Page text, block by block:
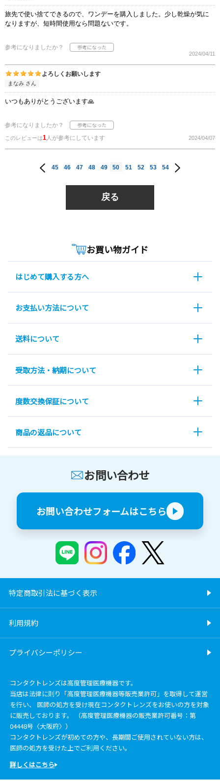
旅先で使い捨てできるので、ワンデーを購入しました。少し乾燥が気に
なりますが、短時間使用なら問題ないです。
参考になりましたか？
2024/04/11
よろしくお願いします
まなみ さん
いつもありがとうございます🙏
参考になりましたか？
このレビューは1人が参考にしています 2024/04/07
45 46 47 48 49 50 51 52 53 54
戻る
お買い物ガイド
はじめて購入する方へ
お支払い方法について
送料について
受取方法・納期について
度数交換保証について
商品の返品について
お問い合わせ
お問い合わせフォームはこちら
特定商取引法に基づく表示
利用規約
プライバシーポリシー
コンタクトレンズは高度管理医療機器です。
当店は法律に則り「高度管理医療機器等販売業許可」を取得して運営
を行い、 医師の処方を受け現在コンタクトレンズをお使いの方を対象
に販売しております。 （高度管理医療機器の販売業許可番号：第
04448号〈大阪府〉）
コンタクトレンズが初めての方や、長期間ご使用されていない方は、
医師の処方を受けた上でご利用ください。
詳しくはこちら